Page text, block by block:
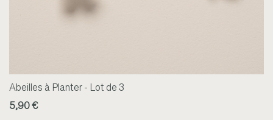
Abeilles à Planter - Lot de 3
5,90 €